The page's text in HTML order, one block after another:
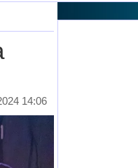
14:06